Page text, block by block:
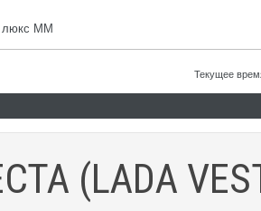
люкс ММ
Текущее
(LADA